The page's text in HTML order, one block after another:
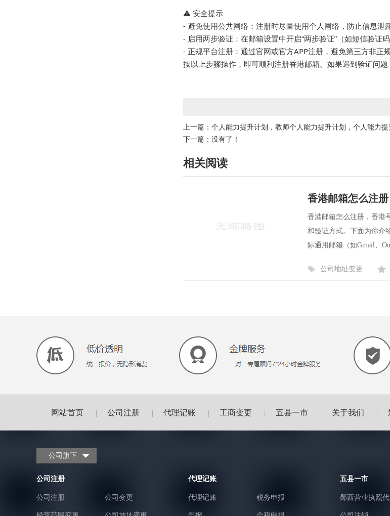
⚠️ 安全提示
- 避免使用公共网络：注册时尽量使用个人网络，防止信息泄
- 启用两步验证：在邮箱设置中开启“两步验证”（如短信验证
- 正规平台注册：通过官网或官方APP注册，避免第三方非正规
按以上步骤操作，即可顺利注册香港邮箱。如果遇到验证问
上一篇： 个人能力提升计划，教师个人能力提升计划，个人能力提
下一篇：没有了！
相关阅读
香港邮箱怎么注
香港邮箱怎么注册，香港
和验证方式。下面为你介
际通用邮箱（如Gmail、
公司地址变更
网站首页 公司注册 代理记账 工商变更 五县一市 关于我们
公司旗下
公司注册
公司注册 公司变更
代理记账
代理记账 税务申报
五县一市
郧西营业执照